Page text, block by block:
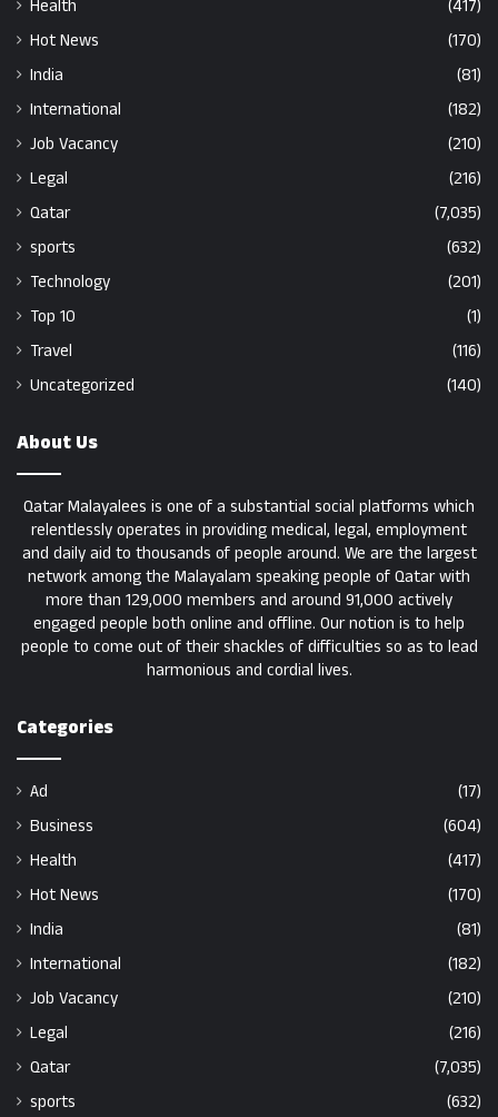
Health
(417)
Hot News
(170)
India
(81)
International
(182)
Job Vacancy
(210)
Legal
(216)
Qatar
(7,035)
sports
(632)
Technology
(201)
Top 10
(1)
Travel
(116)
Uncategorized
(140)
About Us
Qatar Malayalees is one of a substantial social platforms which
relentlessly operates in providing medical, legal, employment
and daily aid to thousands of people around. We are the largest
network among the Malayalam speaking people of Qatar with
more than 129,000 members and around 91,000 actively
engaged people both online and offline. Our notion is to help
people to come out of their shackles of difficulties so as to lead
harmonious and cordial lives.
Categories
Ad
(17)
Business
(604)
Health
(417)
Hot News
(170)
India
(81)
International
(182)
Job Vacancy
(210)
Legal
(216)
Qatar
(7,035)
sports
(632)